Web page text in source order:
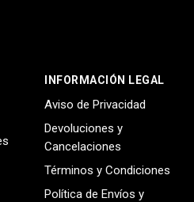
INFORMACIÓN LEGAL
Aviso de Privacidad
Devoluciones y
Cancelaciones
Términos y Condiciones
Política de Envíos y